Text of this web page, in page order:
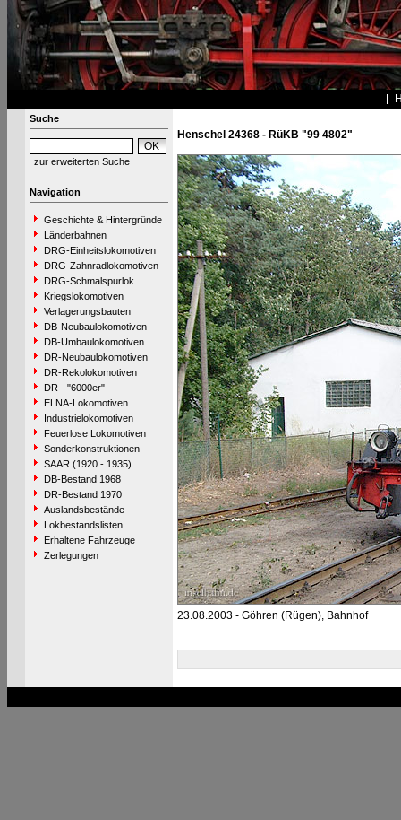
Suche
zur erweiterten Suche
Navigation
Geschichte & Hintergründe
Länderbahnen
DRG-Einheitslokomotiven
DRG-Zahnradlokomotiven
DRG-Schmalspurlok.
Kriegslokomotiven
Verlagerungsbauten
DB-Neubaulokomotiven
DB-Umbaulokomotiven
DR-Neubaulokomotiven
DR-Rekolokomotiven
DR - "6000er"
ELNA-Lokomotiven
Industrielokomotiven
Feuerlose Lokomotiven
Sonderkonstruktionen
SAAR (1920 - 1935)
DB-Bestand 1968
DR-Bestand 1970
Auslandsbestände
Lokbestandslisten
Erhaltene Fahrzeuge
Zerlegungen
Henschel 24368 - RüKB "99 4802"
23.08.2003 - Göhren (Rügen), Bahnhof